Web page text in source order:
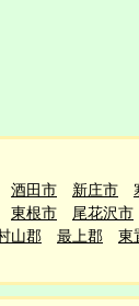
酒田市 新庄市
東根市 尾花沢市
山郡 最上郡 東